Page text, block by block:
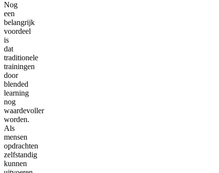
Nog
een
belangrijk
voordeel
is
dat
traditionele
trainingen
door
blended
learning
nog
waardevoller
worden.
Als
mensen
opdrachten
zelfstandig
kunnen